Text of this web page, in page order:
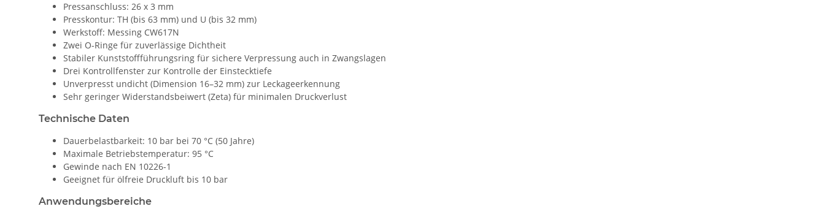
Pressanschluss: 26 x 3 mm
Presskontur: TH (bis 63 mm) und U (bis 32 mm)
Werkstoff: Messing CW617N
Zwei O-Ringe für zuverlässige Dichtheit
Stabiler Kunststoffführungsring für sichere Verpressung auch in Zwangslagen
Drei Kontrollfenster zur Kontrolle der Einstecktiefe
Unverpresst undicht (Dimension 16–32 mm) zur Leckageerkennung
Sehr geringer Widerstandsbeiwert (Zeta) für minimalen Druckverlust
Technische Daten
Dauerbelastbarkeit: 10 bar bei 70 °C (50 Jahre)
Maximale Betriebstemperatur: 95 °C
Gewinde nach EN 10226-1
Geeignet für ölfreie Druckluft bis 10 bar
Anwendungsbereiche